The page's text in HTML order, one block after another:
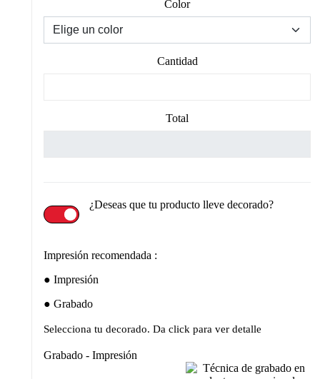
Color
Cantidad
Total
¿Deseas que tu producto lleve decorado?
Impresión recomendada :
Impresión
Grabado
Selecciona tu decorado. Da click para ver detalle
Grabado - Impresión